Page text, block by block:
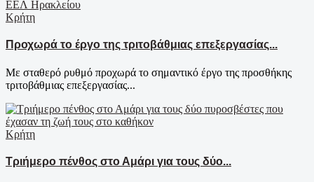
Κρήτη
Προχωρά το έργο της τριτοβάθμιας επεξεργασίας...
Με σταθερό ρυθμό προχωρά το σημαντικό έργο της προσθήκης
τριτοβάθμιας επεξεργασίας...
Κρήτη
Τριήμερο πένθος στο Αμάρι για τους δύο...